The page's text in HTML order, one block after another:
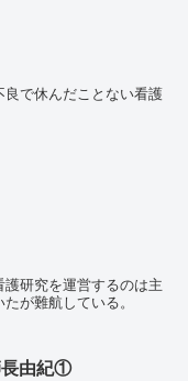
で休んだことない看護
研究を運営するのは主
が難航している。
長由紀①